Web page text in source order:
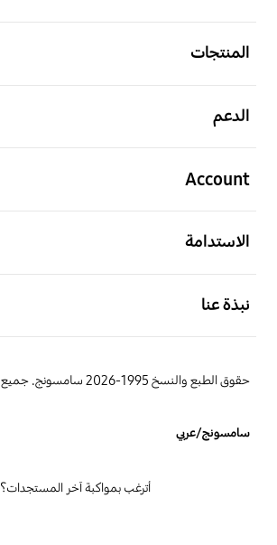
المنتجات
الدعم
Account
الاستدامة
نبذة عنا
حقوق الطبع والنسخ 1995-2026 سامسونج. جميع الحقوق محفوظة.
سامسونج/عربي
أترغب بمواكبة آخر المستجدات؟